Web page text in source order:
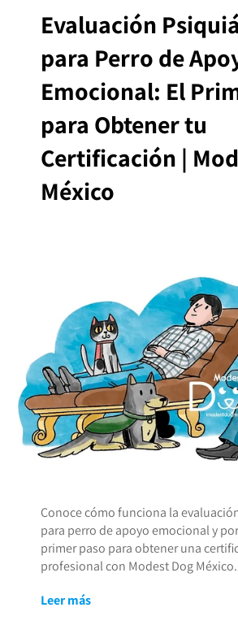
Evaluación
para Perro de
Emocional: El
para Obtener tu
Certificación |
México
Conoce cómo funciona la
para perro de apoyo emocional y
primer paso para obtener una
profesional con Modest Dog México.
Leer más